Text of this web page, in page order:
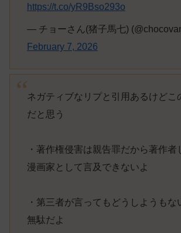
https://t.co/yR9Bso293o
— チョーさん(猪子馬七)
February 7, 2026
ネガティブなリプと引用あるけどこ
だと思う
・著作権侵害は親告罪だから著作者
漫画家として言及できないよ
・第三者が言ってもどうしようもな
無駄だよ